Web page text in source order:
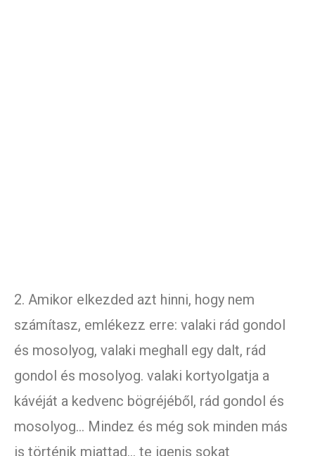
2. Amikor elkezded azt hinni, hogy nem
számítasz, emlékezz erre: valaki rád gondol
és mosolyog, valaki meghall egy dalt, rád
gondol és mosolyog. valaki kortyolgatja a
kávéját a kedvenc bögréjéből, rád gondol és
mosolyog… Mindez és még sok minden más
is történik miattad… te igenis sokat